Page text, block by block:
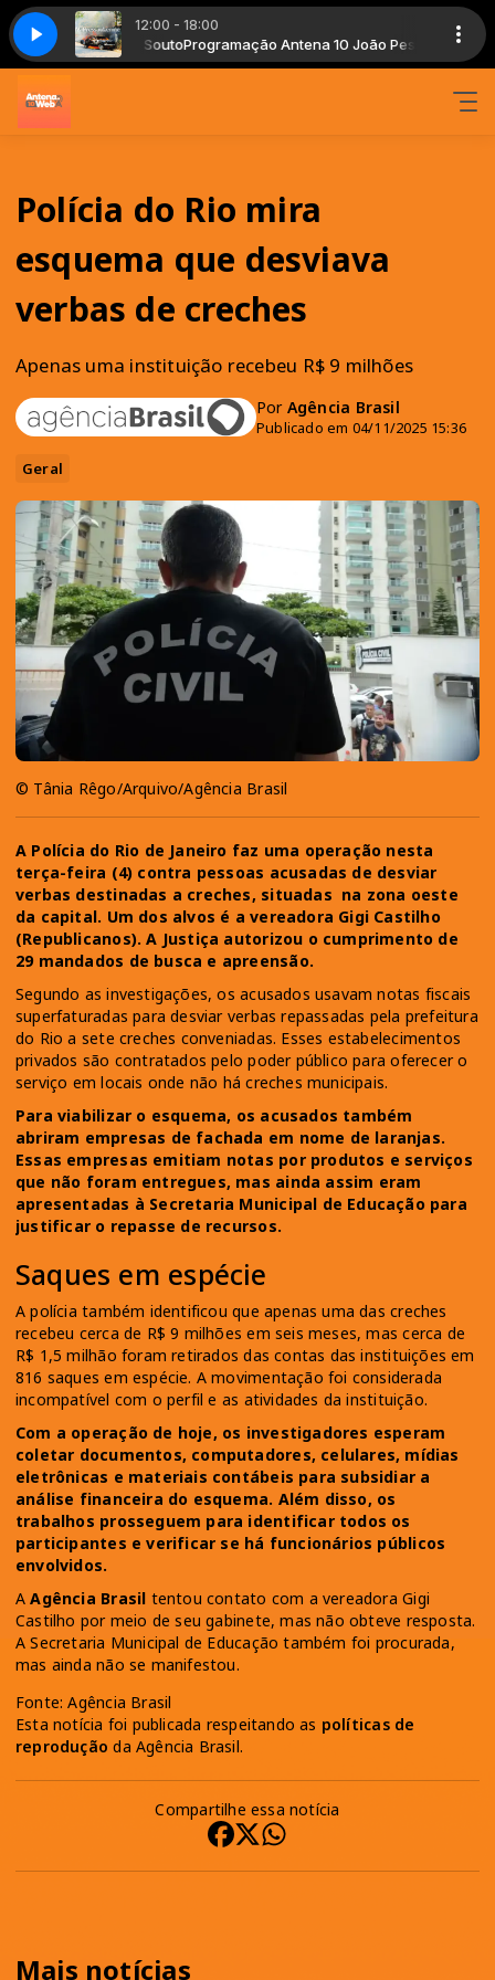
12:00 - 18:00
com Lima Souto Programação Antena 10 João Pessoa com Lima
Lenine - Paciência
Polícia do Rio mira
esquema que desviava
verbas de creches
Apenas uma instituição recebeu R$ 9 milhões
Por Agência Brasil
Publicado em 04/11/2025 15:36
Geral
© Tânia Rêgo/Arquivo/Agência Brasil
A Polícia do Rio de Janeiro faz uma operação nesta
terça-feira (4) contra pessoas acusadas de desviar
verbas destinadas a creches, situadas na zona oeste
da capital. Um dos alvos é a vereadora Gigi Castilho
(Republicanos). A Justiça autorizou o cumprimento de
29 mandados de busca e apreensão.
Segundo as investigações, os acusados usavam notas fiscais
superfaturadas para desviar verbas repassadas pela prefeitura
do Rio a sete creches conveniadas. Esses estabelecimentos
privados são contratados pelo poder público para oferecer o
serviço em locais onde não há creches municipais.
Para viabilizar o esquema, os acusados também
abriram empresas de fachada em nome de laranjas.
Essas empresas emitiam notas por produtos e serviços
que não foram entregues, mas ainda assim eram
apresentadas à Secretaria Municipal de Educação para
justificar o repasse de recursos.
Saques em espécie
A polícia também identificou que apenas uma das creches
recebeu cerca de R$ 9 milhões em seis meses, mas cerca de
R$ 1,5 milhão foram retirados das contas das instituições em
816 saques em espécie. A movimentação foi considerada
incompatível com o perfil e as atividades da instituição.
Com a operação de hoje, os investigadores esperam
coletar documentos, computadores, celulares, mídias
eletrônicas e materiais contábeis para subsidiar a
análise financeira do esquema. Além disso, os
trabalhos prosseguem para identificar todos os
participantes e verificar se há funcionários públicos
envolvidos.
AAgência Brasil tentou contato com a vereadora Gigi
Castilho por meio de seu gabinete, mas não obteve resposta.
A Secretaria Municipal de Educação também foi procurada,
mas ainda não se manifestou.
Fonte: Agência Brasil
Esta notícia foi publicada respeitando as políticas de
reprodução da Agência Brasil.
Compartilhe essa notícia
Mais notícias